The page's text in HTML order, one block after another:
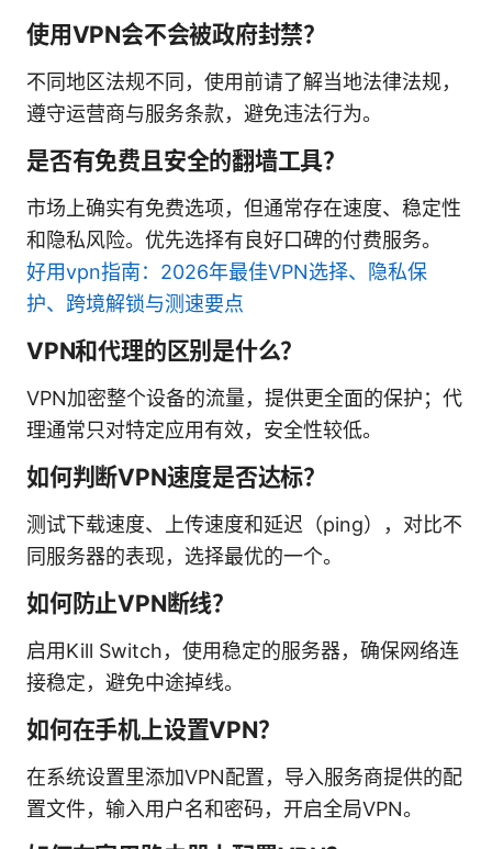
使用VPN会不会被政府封禁？
不同地区法规不同，使用前请了解当地法律法规，
遵守运营商与服务条款，避免违法行为。
是否有免费且安全的翻墙工具？
市场上确实有免费选项，但通常存在速度、稳定性
和隐私风险。优先选择有良好口碑的付费服务。
好用vpn指南：2026年最佳VPN选择、隐私保
护、跨境解锁与测速要点
VPN和代理的区别是什么？
VPN加密整个设备的流量，提供更全面的保护；代
理通常只对特定应用有效，安全性较低。
如何判断VPN速度是否达标？
测试下载速度、上传速度和延迟（ping），对比不
同服务器的表现，选择最优的一个。
如何防止VPN断线？
启用Kill Switch，使用稳定的服务器，确保网络连
接稳定，避免中途掉线。
如何在手机上设置VPN？
在系统设置里添加VPN配置，导入服务商提供的配
置文件，输入用户名和密码，开启全局VPN。